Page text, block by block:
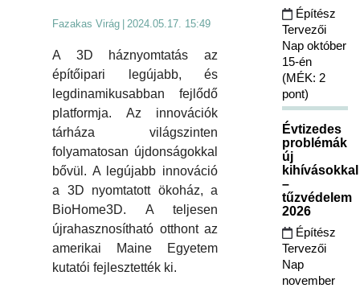
Fazakas Virág 2024.05.17. 15:49
A 3D háznyomtatás az
építőipari legújabb, és
legdinamikusabban fejlődő
platformja. Az innovációk
tárháza világszinten
folyamatosan újdonságokkal
bővül. A legújabb innováció
a 3D nyomtatott ökoház, a
BioHome3D. A teljesen
újrahasznosítható otthont az
amerikai Maine Egyetem
kutatói fejlesztették ki.
Építész
Tervezői
Nap október
15-én
(MÉK: 2
pont)
Évtizedes
problémák
új
kihívásokkal
–
tűzvédelem
2026
Építész
Tervezői
Nap
november